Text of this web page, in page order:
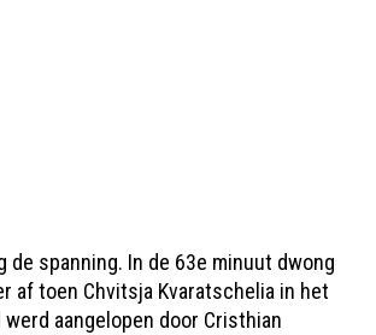
de spanning. In de 63e minuut dwong
af toen Chvitsja Kvaratschelia in het
aangelopen door Cristhian